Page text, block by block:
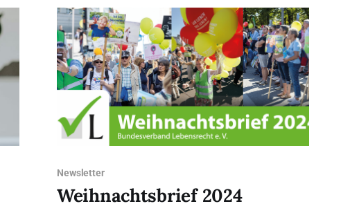
Newsletter
Weihnachtsbrief 2024